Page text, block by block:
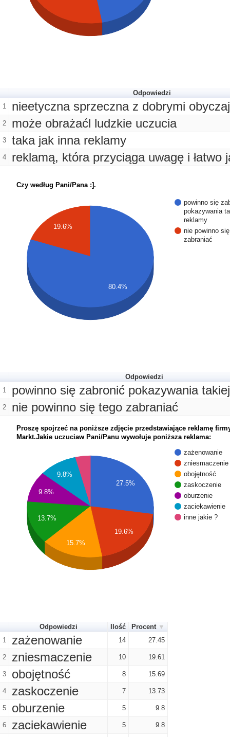
Odpowiedzi
1
nieetyczna sprzeczna z dobrymi
2 może obrażaćl ludzkie uczucia
3 taka jak inna reklamy
4 reklamą, która przyciąga uwagę i łatwo
Czy według Pani/Pana :].
powinno się
pokazywania
reklamy
nie powinno
zabraniać
19.6%
80.4%
Odpowiedzi
1
powinno się zabronić pokazywania
2 nie powinno się tego zabraniać
Proszę spojrzeć na poniższe zdjęcie przedstawiające reklamę
Markt.Jakie uczuciaw Pani/Panu wywołuje poniższa reklama:
zażenowanie
zniesmaczenie
obojętność
zaskoczenie
oburzenie
zaciekawienie
inne jakie ?
27.5%
19.6%
9.8%
9.8%
13.7%
15.7%
Odpowiedzi Ilość
Procent
1
zażenowanie 14 27.45
2 zniesmaczenie 10 19.61
3 obojętność 8 15.69
4 zaskoczenie 7 13.73
5 oburzenie 5 9.8
6 zaciekawienie 5 9.8